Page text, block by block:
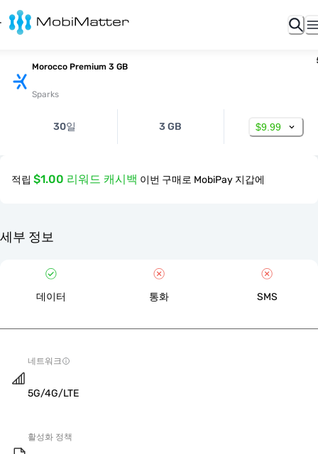
Morocco Premium 3 GB
Sparks
30일 3 GB $9.99
적립 $1.00 리워드 캐시백 이번 구매로 MobiPay 지갑에
세부 정보
데이터 통화 SMS
네트워크
5G/4G/LTE
활성화 정책